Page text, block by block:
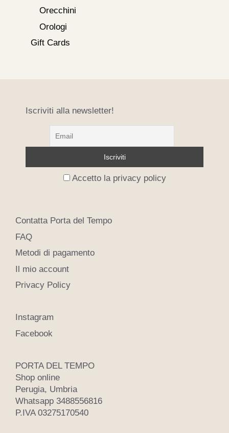
Orecchini
Orologi
Gift Cards
Iscriviti alla newsletter!
Accetto la privacy policy
Contatta Porta del Tempo
FAQ
Metodi di pagamento
Il mio account
Privacy Policy
Instagram
Facebook
PORTA DEL TEMPO
Shop online
Perugia, Umbria
Whatsapp 3488556816
P.IVA 03275170540